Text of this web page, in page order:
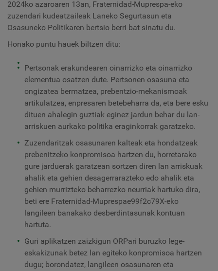
2024ko azaroaren 13an, Fraternidad-Muprespa-eko
zuzendari kudeatzaileak Laneko Segurtasun eta
Osasuneko Politikaren bertsio berri bat sinatu du.
Honako puntu hauek biltzen ditu:
Pertsonak erakundearen oinarrizko eta oinarrizko
elementua osatzen dute. Pertsonen osasuna eta
ongizatea bermatzea, prebentzio-mekanismoak
artikulatzea, enpresaren betebeharra da, eta bere esku
dituen ahalegin guztiak eginez jardun behar du lan-
arriskuen aurkako politika eraginkorrak garatzeko.
Zuzendaritzak osasunaren kalteak eta hondatzeak
prebenitzeko konpromisoa hartzen du, horretarako
gure jarduerak garatzean sortzen diren lan arriskuak
ahalik eta gehien desagerrarazteko edo ahalik eta
gehien murrizteko beharrezko neurriak hartuko dira,
beti ere Fraternidad-Muprespae99f2c79X-eko
langileen banakako desberdintasunak kontuan
hartuta.
Guri aplikatzen zaizkigun ORPari buruzko lege-
eskakizunak betez lan egiteko konpromisoa hartzen
dugu; borondatez, langileen osasunaren eta